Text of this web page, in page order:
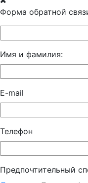
Форма обратной
Имя и фамилия:
E-mail
Телефон
Предпочтительный